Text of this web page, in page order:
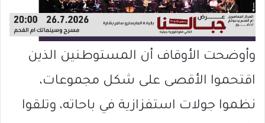
وأوضحت الأوقاف أن المستوطنين الذين
اقتحموا الأقصى على شكل مجموعات،
نظموا جولات استفزازية في باحاته، وتلقوا